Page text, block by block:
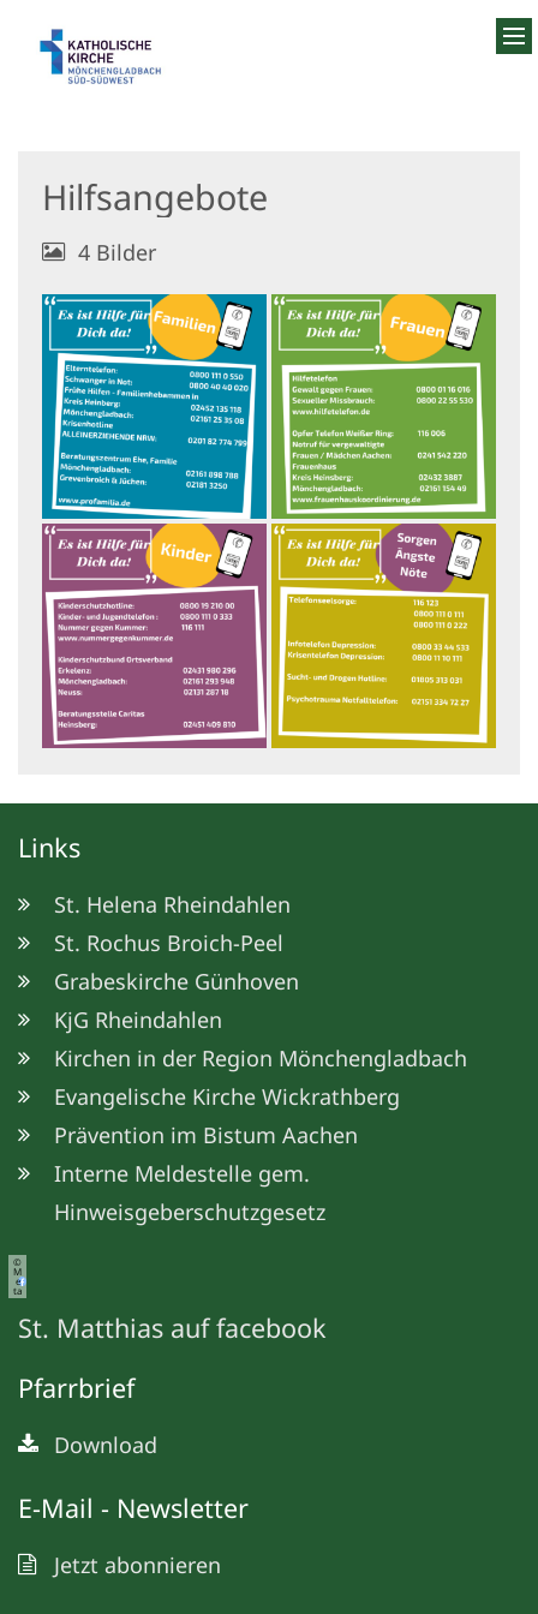
Hilfsangebote
4 Bilder
Links
St. Helena Rheindahlen
St. Rochus Broich-Peel
Grabeskirche Günhoven
KjG Rheindahlen
Kirchen in der Region Mönchengladbach
Evangelische Kirche Wickrathberg
Prävention im Bistum Aachen
Interne Meldestelle gem.
Hinweisgeberschutzgesetz
©
M
e
ta
St. Matthias auf facebook
Pfarrbrief
Download
E-Mail - Newsletter
Jetzt abonnieren